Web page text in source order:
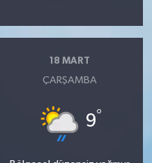
18 MART
ÇARŞAMBA
9°